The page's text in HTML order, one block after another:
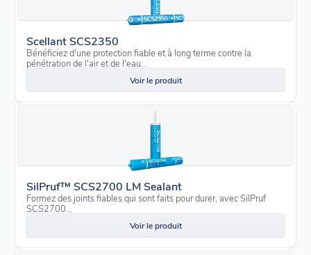
Scellant SCS2350
Bénéficiez d'une protection fiable et à long terme contre la
pénétration de l'air et de l'eau...
Voir le produit
SilPruf™ SCS2700 LM Sealant
Formez des joints fiables qui sont faits pour durer, avec SilPruf
SCS2700...
Voir le produit